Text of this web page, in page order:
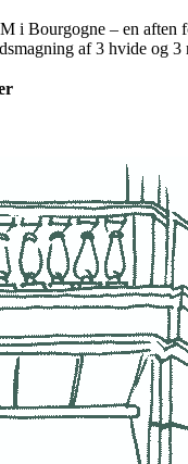
i Bourgogne – en aften
af 3 hvide